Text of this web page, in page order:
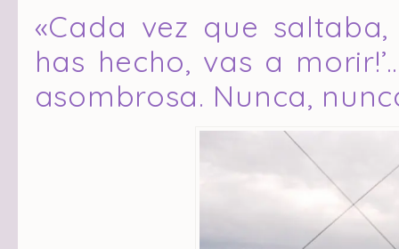
«Cada vez que saltaba,
has hecho, vas a
asombrosa. Nunca,